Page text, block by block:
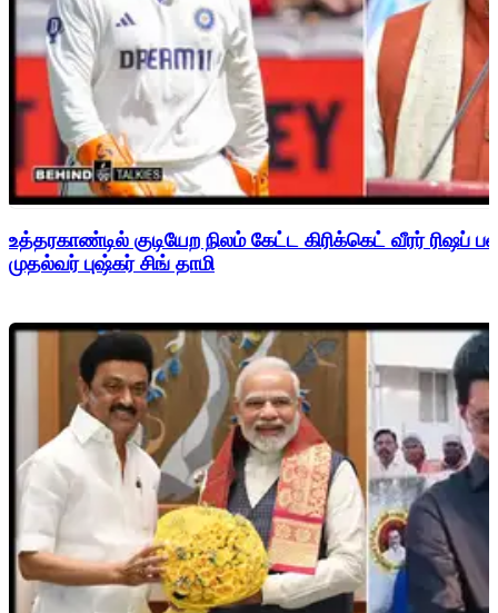
உத்தரகாண்டில் குடியேற நிலம் கேட்ட கிரிக்கெட் வீரர்
முதல்வர் புஷ்கர் சிங் தாமி